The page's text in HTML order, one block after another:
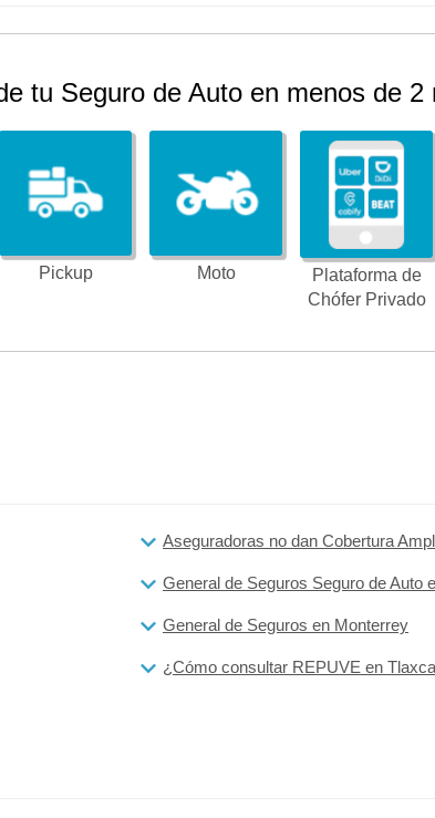
tu Seguro de Auto en menos de 2
Pickup Moto
Plataforma de
Chófer Privado
Aseguradoras no dan Cobertura
General de Seguros Seguro de Auto
General de Seguros en Monterrey
¿Cómo consultar REPUVE en